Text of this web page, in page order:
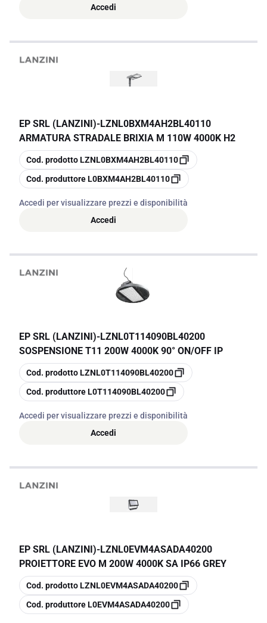
Accedi
EP SRL (LANZINI)-LZNL0BXM4AH2BL40110
ARMATURA STRADALE BRIXIA M 110W 4000K H2
copia
Cod. prodottoLZNL0BXM4AH2BL40110
copia
Cod. produttoreL0BXM4AH2BL40110
Accedi per visualizzare prezzi e disponibilità
Accedi
EP SRL (LANZINI)-LZNL0T114090BL40200
SOSPENSIONE T11 200W 4000K 90° ON/OFF IP
copia
Cod. prodottoLZNL0T114090BL40200
copia
Cod. produttoreL0T114090BL40200
Accedi per visualizzare prezzi e disponibilità
Accedi
EP SRL (LANZINI)-LZNL0EVM4ASADA40200
PROIETTORE EVO M 200W 4000K SA IP66 GREY
copia
Cod. prodottoLZNL0EVM4ASADA40200
copia
Cod. produttoreL0EVM4ASADA40200